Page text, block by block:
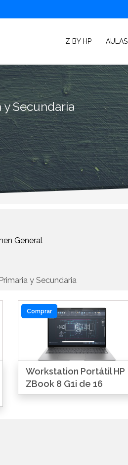
Z BY HP AULAS
Secundaria
General
y Secundaria
Comprar
Workstation Portátil HP
ZBook 8 G1i de 16